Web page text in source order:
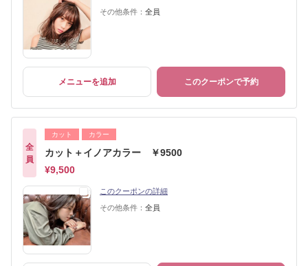
その他条件： 全員
メニューを追加 このクーポンで予約
全
員
カット カラー
カット＋イノアカラー ￥9500
¥9,500
このクーポンの詳細
その他条件： 全員